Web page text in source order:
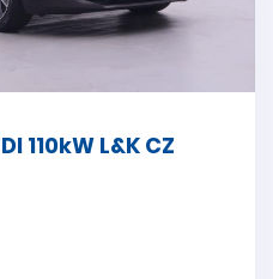
110kW L&K CZ